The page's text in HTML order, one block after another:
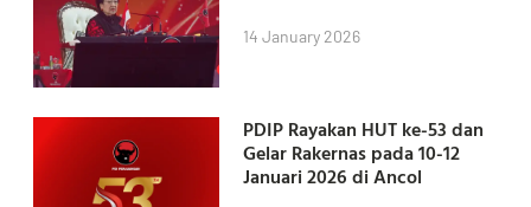
14 January 2026
PDIP Rayakan HUT ke-53 dan
Gelar Rakernas pada 10-12
Januari 2026 di Ancol